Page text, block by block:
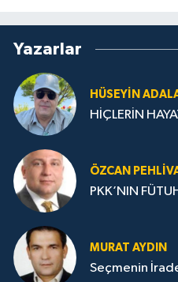
Yazarlar
HÜSEYIN
HİÇLERİN
ÖZCAN
PKK’NIN
MURAT AYDIN
Seçmenin